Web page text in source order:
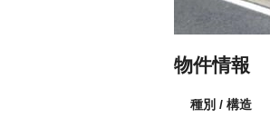
物件情報
種別 / 構造